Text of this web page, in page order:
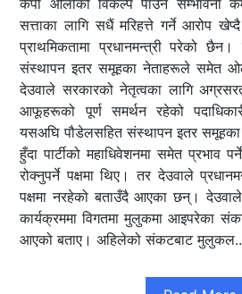
सत्ताका लागि सधैं मरिहत्ते गर्ने आरोप
प्राथमिकतामा प्रधानमन्त्री परेको
संस्थापन इतर समूहका नेताहरूले समेत
देउवाले सरकारको नेतृत्वका लागि
आफूहरूको पूर्ण समर्थन रहेको
यसअघि पौडेलसहित संस्थापन इतर समूहका
हुँदा पार्टीको महाधिवेशनमा समेत प्रभाव
रोक्नुपर्ने पक्षमा थिए। तर देउवाले
पक्षमा नरहेको बताउँदै आएका छन्।
कार्यक्रममा विगतमा मुलुकमा आइपरेका
आएको बताए। अहिलेको संकटबाट